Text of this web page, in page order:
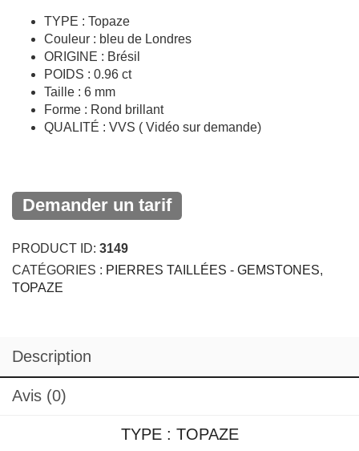
TYPE : Topaze
Couleur : bleu de Londres
ORIGINE : Brésil
POIDS : 0.96 ct
Taille : 6 mm
Forme : Rond brillant
QUALITÉ : VVS ( Vidéo sur demande)
Demander un tarif
PRODUCT ID: 3149
CATÉGORIES : PIERRES TAILLÉES - GEMSTONES,
TOPAZE
Description
Avis (0)
TYPE : TOPAZE